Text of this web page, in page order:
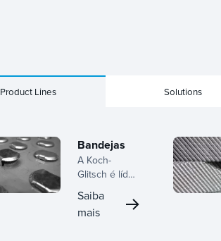
Product Lines Solutions
Bandejas
A Koch-
Glitsch é líder
global em
tecnologia de
bandejas,
Saiba
mais